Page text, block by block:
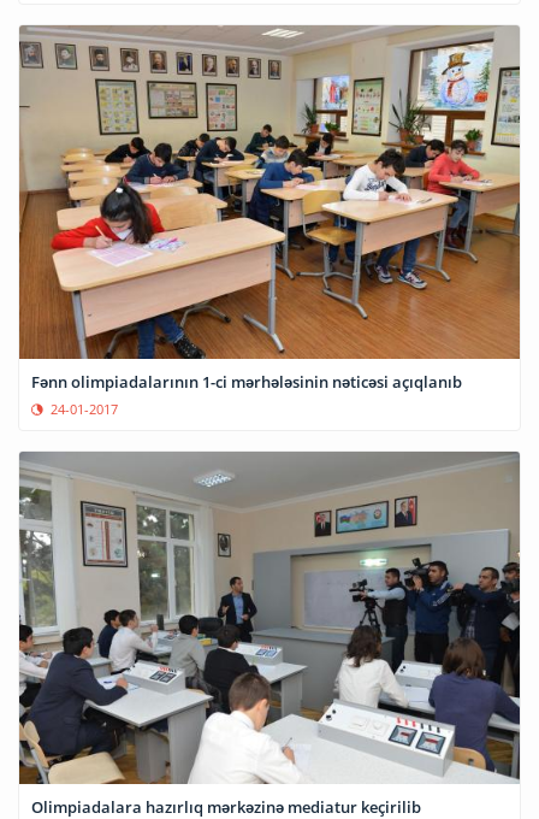
Fənn olimpiadalarının 1-ci mərhələsinin nəticəsi açıqlanıb
24-01-2017
Olimpiadalara hazırlıq mərkəzinə mediatur keçirilib